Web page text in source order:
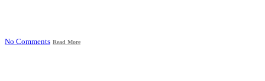
No Comments Read More